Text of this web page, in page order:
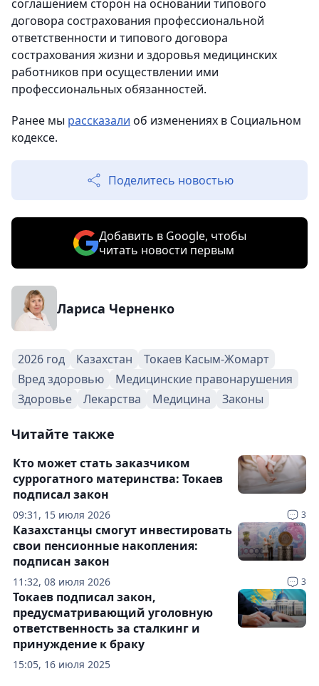
соглашением сторон на основании типового
договора сострахования профессиональной
ответственности и типового договора
сострахования жизни и здоровья медицинских
работников при осуществлении ими
профессиональных обязанностей.
Ранее мы рассказали об изменениях в Социальном
кодексе.
Поделитесь новостью
Добавить в Google, чтобы
читать новости первым
Лариса Черненко
2026 год Казахстан
Токаев Касым-Жомарт
Вред здоровью
Медицинские правонарушения
Здоровье
Лекарства Медицина Законы
Читайте также
09:31, 15 июля 2026 3
Кто может стать заказчиком
суррогатного материнства: Токаев
подписал закон
11:32, 08 июля 2026 3
Казахстанцы смогут инвестировать
свои пенсионные накопления:
подписан закон
15:05, 16 июля 2025
Токаев подписал закон,
предусматривающий уголовную
ответственность за сталкинг и
принуждение к браку